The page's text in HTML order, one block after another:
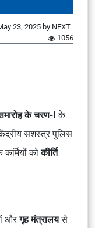
23, 2025 by NEXT
1056
के चरण-I के
सशस्त्र पुलिस
कोकीर्ति
औरगृह मंत्रालयसे